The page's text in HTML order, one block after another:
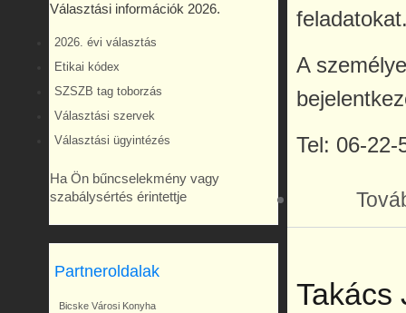
Választási információk 2026.
2026. évi választás
Etikai kódex
SZSZB tag toborzás
Választási szervek
Választási ügyintézés
Ha Ön bűncselekmény vagy
szabálysértés érintettje
Partneroldalak
Bicske Városi Konyha
A
Tel: 06-
Takács